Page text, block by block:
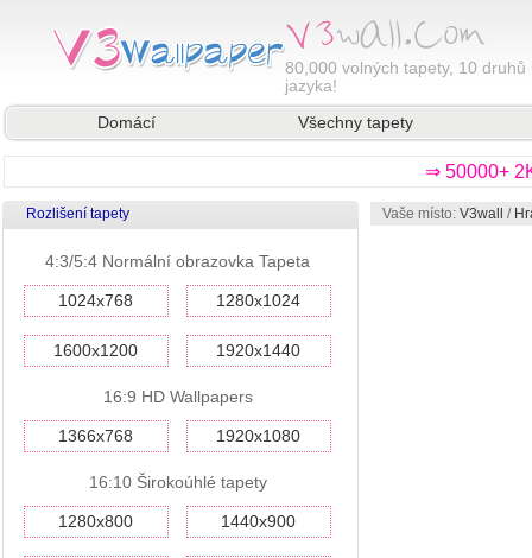
80,000 volných tapety, 10 druhů
jazyka!
Domácí
Všechny tapety
⇒ 50000+
Rozlišení tapety
4:3/5:4 Normální obrazovka Tapeta
1024x768 1280x1024
1600x1200 1920x1440
16:9 HD Wallpapers
1366x768 1920x1080
16:10 Širokoúhlé tapety
1280x800 1440x900
Vaše místo: V3wall /